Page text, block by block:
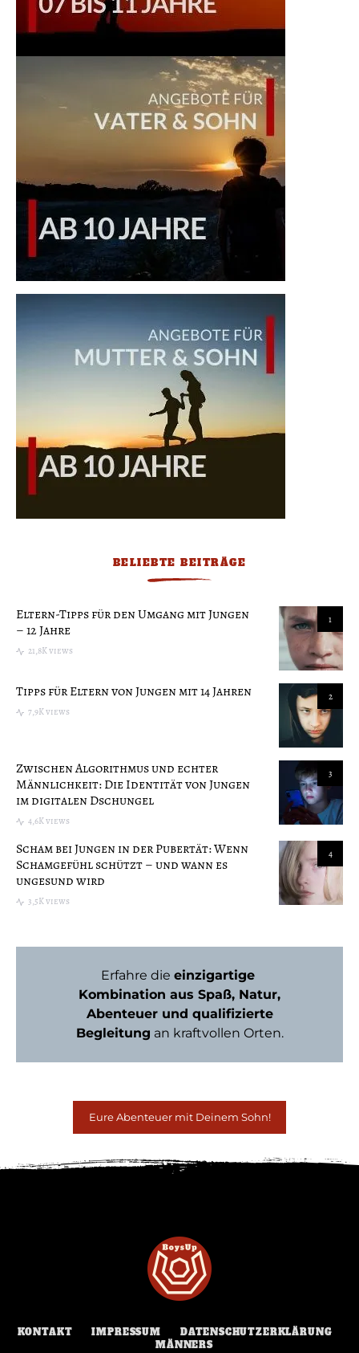
BELIEBTE BEITRÄGE
1
Eltern-Tipps für den Umgang mit Jungen
– 12 Jahre
21,8K views
2
Tipps für Eltern von Jungen mit 14 Jahren
7,9K views
3
Zwischen Algorithmus und echter
Männlichkeit: Die Identität von Jungen
im digitalen Dschungel
4,6K views
4
Scham bei Jungen in der Pubertät: Wenn
Schamgefühl schützt – und wann es
ungesund wird
3,5K views
Erfahre die einzigartige
Kombination aus Spaß, Natur,
Abenteuer und qualifizierte
Begleitung an kraftvollen Orten.
Eure Abenteuer mit Deinem Sohn!
KONTAKT IMPRESSUM
DATENSCHUTZERKLÄRUNG
MÄNNERS